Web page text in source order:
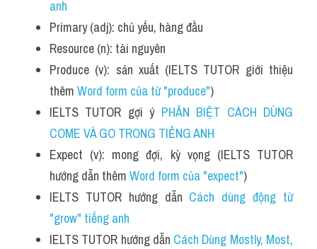
anh
Primary (adj): chủ yếu, hàng đầu
Resource (n): tài nguyên
Produce (v): sản xuất (IELTS TUTOR giới thiệu
thêm Word form của từ "produce")
IELTS TUTOR gợi ý PHÂN BIỆT CÁCH DÙNG
COME VÀ GO TRONG TIẾNG ANH
Expect (v): mong đợi, kỳ vọng (IELTS TUTOR
hướng dẫn thêm Word form của "expect")
IELTS TUTOR hướng dẫn Cách dùng động từ
"grow" tiếng anh
IELTS TUTOR hướng dẫn Cách Dùng Mostly, Most,